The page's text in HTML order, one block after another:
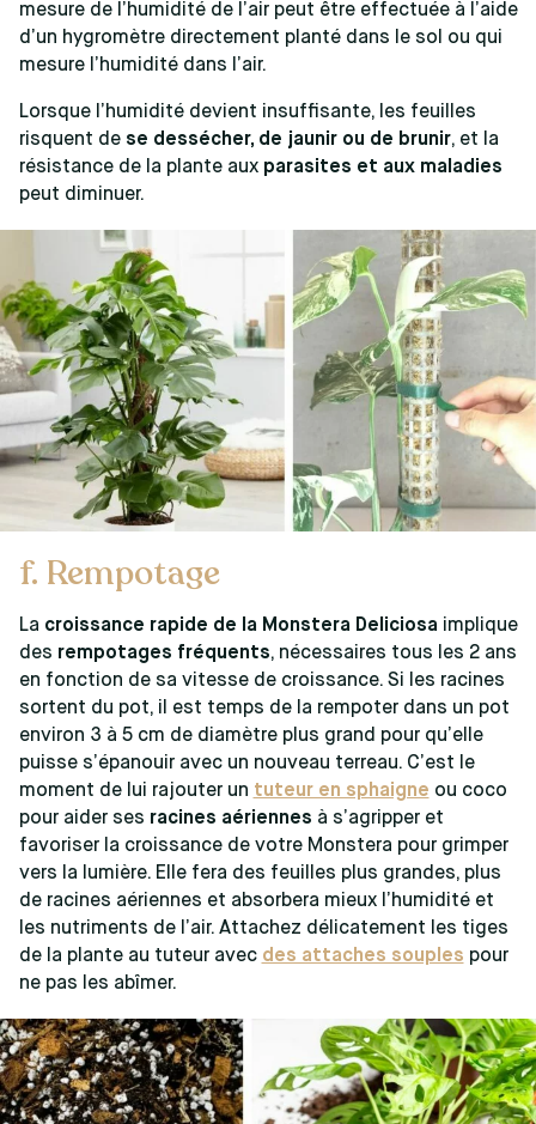
mesure de l’humidité de l’air peut être effectuée à l’aide
d’un hygromètre directement planté dans le sol ou qui
mesure l’humidité dans l’air.
Lorsque l’humidité devient insuffisante, les feuilles
risquent de se dessécher, de jaunir ou de brunir, et la
résistance de la plante aux parasites et aux maladies
peut diminuer.
f. Rempotage
La croissance rapide de la Monstera Deliciosa implique
des rempotages fréquents, nécessaires tous les 2 ans
en fonction de sa vitesse de croissance. Si les racines
sortent du pot, il est temps de la rempoter dans un pot
environ 3 à 5 cm de diamètre plus grand pour qu’elle
puisse s’épanouir avec un nouveau terreau. C’est le
moment de lui rajouter un tuteur en sphaigne ou coco
pour aider ses racines aériennes à s’agripper et
favoriser la croissance de votre Monstera pour grimper
vers la lumière. Elle fera des feuilles plus grandes, plus
de racines aériennes et absorbera mieux l’humidité et
les nutriments de l’air. Attachez délicatement les tiges
de la plante au tuteur avec des attaches souples pour
ne pas les abîmer.